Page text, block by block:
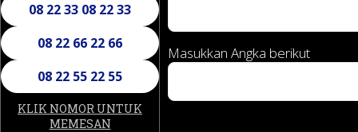
08 22 33 08 22 33
08 22 66 22 66
08 22 55 22 55
KLIK NOMOR UNTUK
MEMESAN
Masukkan Angka berikut